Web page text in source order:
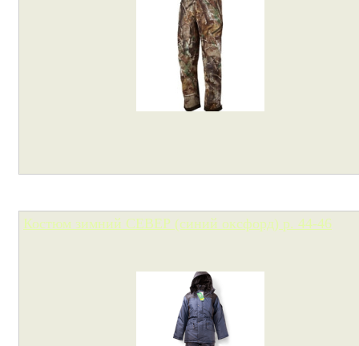
Костюм зимний СЕВЕР (синий оксфорд) р. 44-46